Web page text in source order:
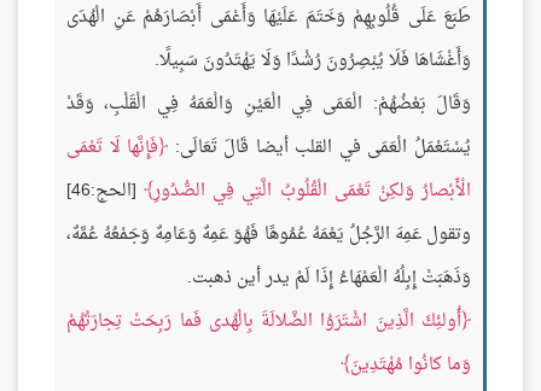
طَبَعَ عَلَى قُلُوبِهِمْ وَخَتَمَ عَلَيْهَا وَأَعْمَى أَبْصَارَهُمْ عَنِ الْهُدَى
وَأَغْشَاهَا فَلَا يُبْصِرُونَ رُشْدًا وَلَا يَهْتَدُونَ سَبِيلًا.
وَقَالَ بَعْضُهُمْ: الْعَمَى فِي الْعَيْنِ وَالْعَمَهُ فِي الْقَلْبِ، وَقَدْ
يُسْتَعْمَلُ الْعَمَى في القلب أيضا قَالَ تَعَالَى: فَإِنَّها لَا تَعْمَى
الْأَبْصارُ وَلكِنْ تَعْمَى الْقُلُوبُ الَّتِي فِي الصُّدُورِ
[الحج:46]
وتقول عَمِهَ الرَّجُلُ يَعْمَهُ عُمُوهًا فَهُوَ عَمِهٌ وَعَامِهٌ وَجَمْعُهُ عُمَّهٌ،
وَذَهَبَتْ إِبِلُهُ الْعَمْهَاءُ إِذَا لَمْ يدر أين ذهبت.
أُولئِكَ الَّذِينَ اشْتَرَوُا الضَّلالَةَ بِالْهُدى فَما رَبِحَتْ تِجارَتُهُمْ
وَما كانُوا مُهْتَدِينَ